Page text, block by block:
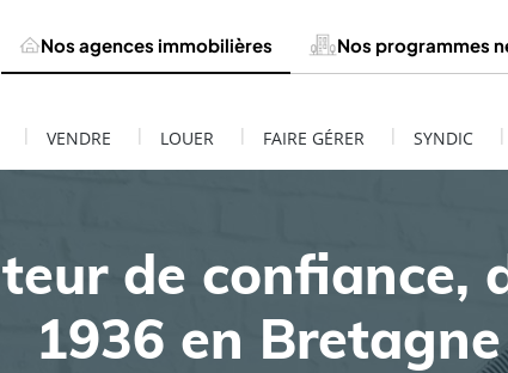
Nos agences immobilières Nos programmes
| VENDRE | LOUER | FAIRE GÉRER | SYNDIC |
de confiance,
1936 en Bretagne